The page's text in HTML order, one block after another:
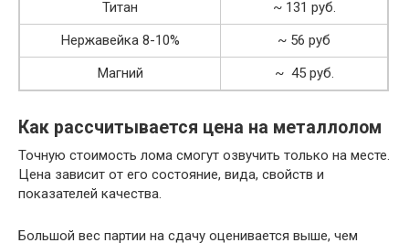
Титан
~ 131 руб.
Нержавейка 8-10%
~ 56 руб
Магний
~ 45 руб.
Как рассчитывается цена на металлолом
Точную стоимость лома смогут озвучить только на месте.
Цена зависит от его состояние, вида, свойств и
показателей качества.
Большой вес партии на сдачу оценивается выше, чем